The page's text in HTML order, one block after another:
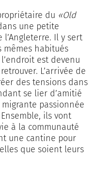
du «Old
une petite
Il y sert
habitués
est devenu
L’arrivée de
des tensions dans
se lier d’amitié
passionnée
ils vont
à la communauté
une cantine pour
que soient leurs